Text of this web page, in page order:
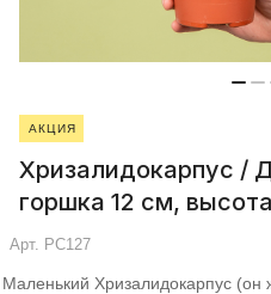
АКЦИЯ
Хризалидокарпус /
горшка 12 см,
Арт. РС127
Маленький Хризалидокарпус (он